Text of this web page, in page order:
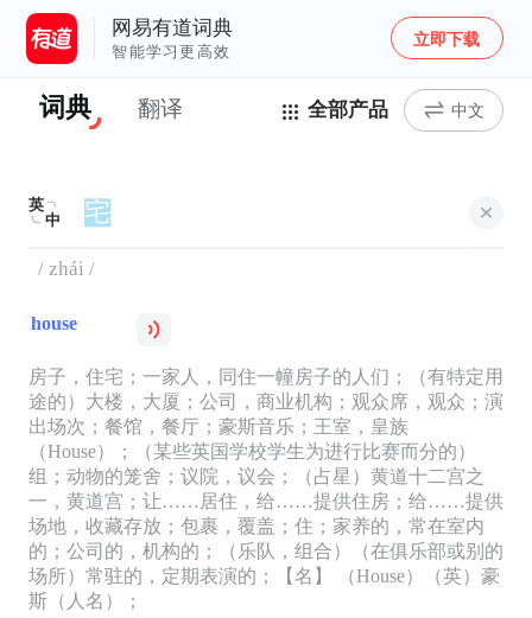
网易有道词典
智能学习更高效
立即下载
词典 翻译 全部产品 中文
英
中
/ zhái /
house
房子，住宅；一家人，同住一幢房子的人们；（有特定用
途的）大楼，大厦；公司，商业机构；观众席，观众；演
出场次；餐馆，餐厅；豪斯音乐；王室，皇族
（House）；（某些英国学校学生为进行比赛而分的）
组；动物的笼舍；议院，议会；（占星）黄道十二宫之
一，黄道宫；让……居住，给……提供住房；给……提供
场地，收藏存放；包裹，覆盖；住；家养的，常在室内
的；公司的，机构的；（乐队，组合）（在俱乐部或别的
场所）常驻的，定期表演的；【名】 （House）（英）豪
斯（人名）；